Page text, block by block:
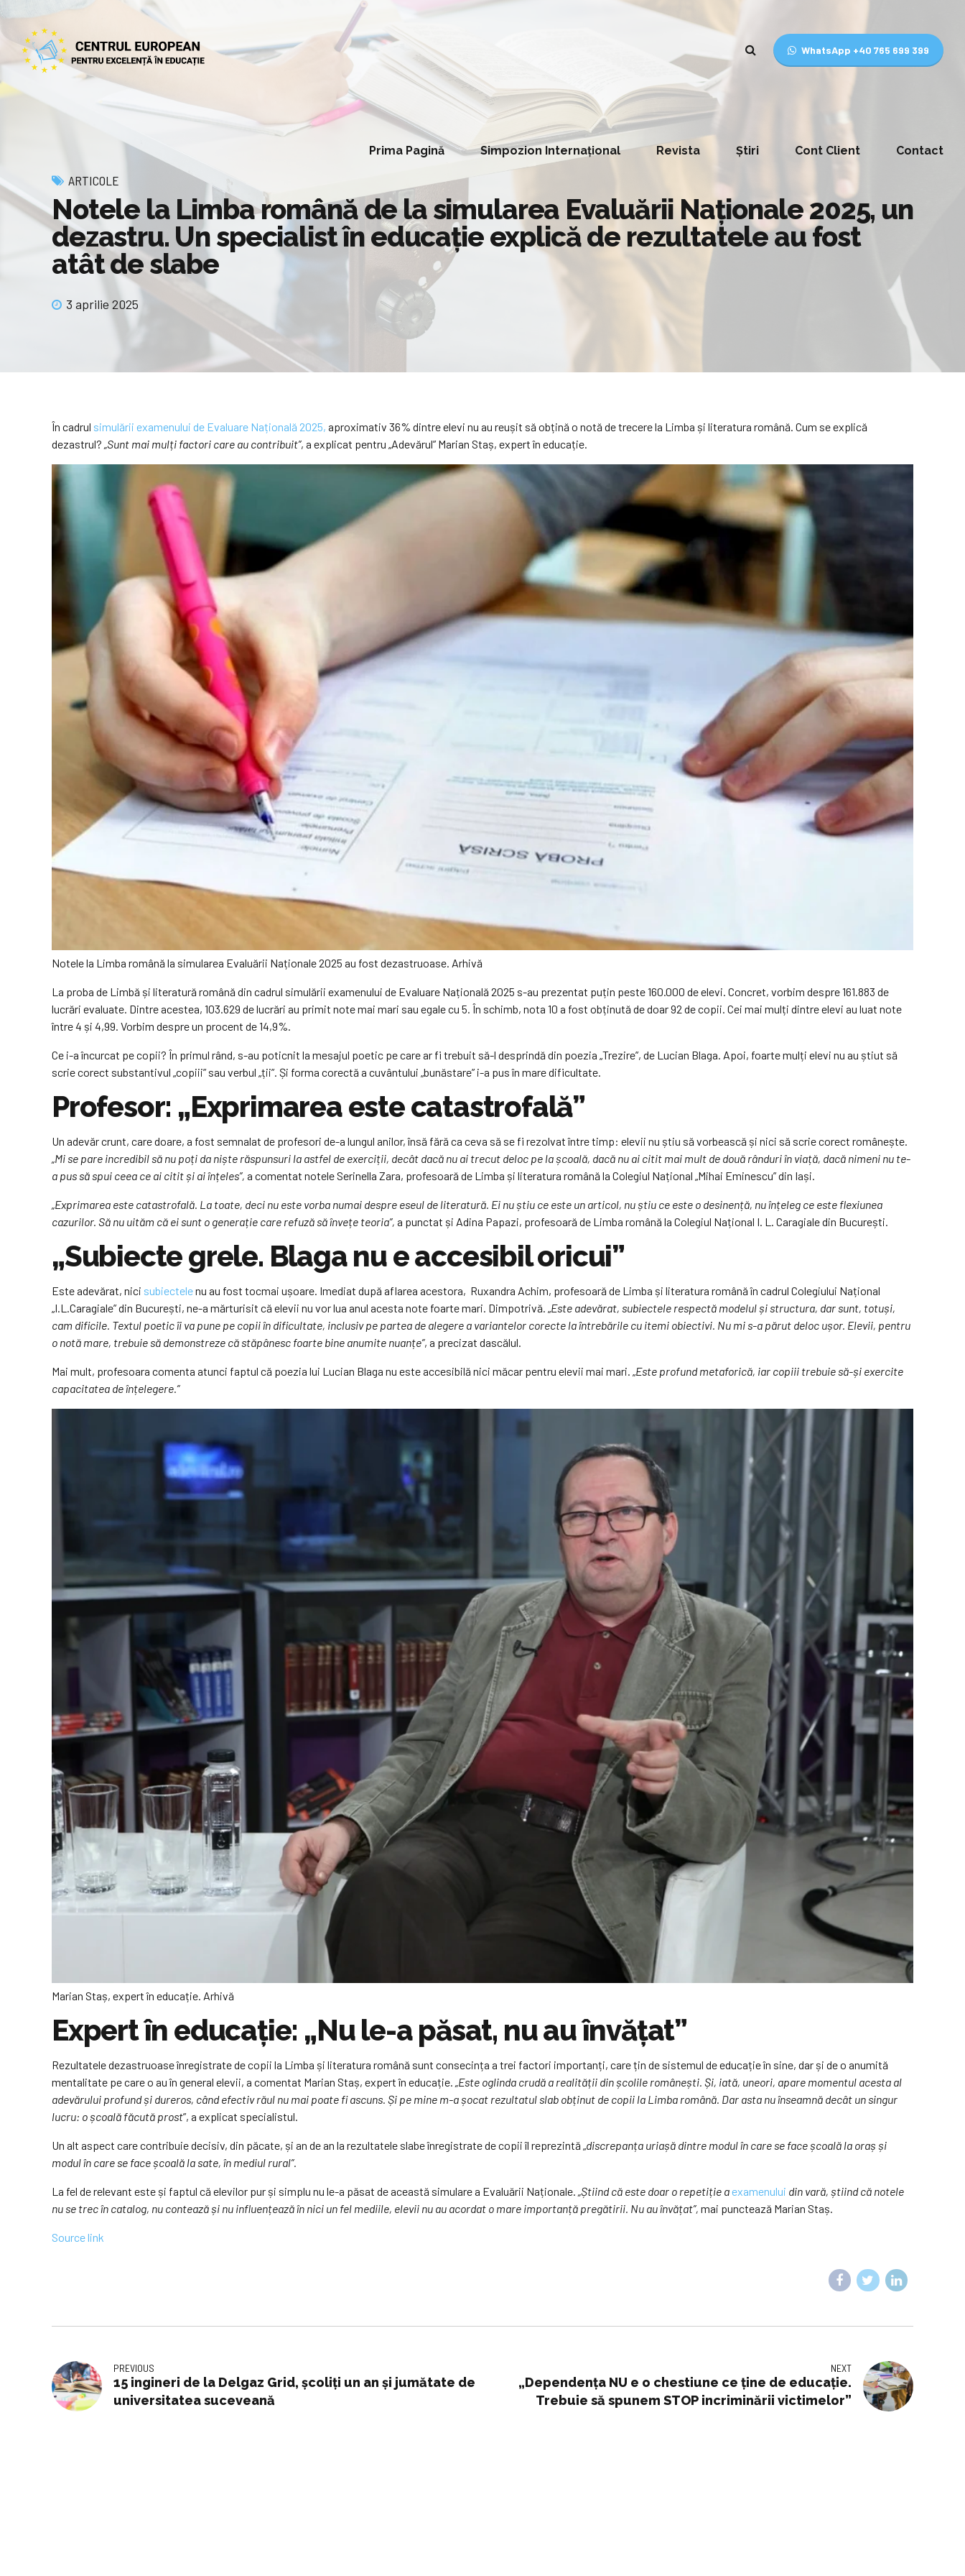
WhatsApp +40 765 699 399
Prima Pagină Simpozion Internațional Revista Știri Cont Client Contact
ARTICOLE
Notele la Limba română de la simularea Evaluării Naționale 2025, un
dezastru. Un specialist în educație explică de rezultatele au fost
atât de slabe
3 aprilie 2025
În cadrul simulării examenului de Evaluare Națională 2025, aproximativ 36% dintre elevi nu au reușit să obțină o notă de trecere la Limba și literatura română. Cum se explică
dezastrul? „Sunt mai mulți factori care au contribuit”, a explicat pentru „Adevărul” Marian Staș, expert în educație.
Notele la Limba română la simularea Evaluării Naționale 2025 au fost dezastruoase. Arhivă
La proba de Limbă și literatură română din cadrul simulării examenului de Evaluare Națională 2025 s-au prezentat puțin peste 160.000 de elevi. Concret, vorbim despre 161.883 de
lucrări evaluate. Dintre acestea, 103.629 de lucrări au primit note mai mari sau egale cu 5. În schimb, nota 10 a fost obținută de doar 92 de copii. Cei mai mulți dintre elevi au luat note
între 4 și 4,99. Vorbim despre un procent de 14,9%.
Ce i-a încurcat pe copii? În primul rând, s-au poticnit la mesajul poetic pe care ar fi trebuit să-l desprindă din poezia „Trezire”, de Lucian Blaga. Apoi, foarte mulți elevi nu au știut să
scrie corect substantivul „copiii” sau verbul „ții”. Și forma corectă a cuvântului „bunăstare” i-a pus în mare dificultate.
Profesor: „Exprimarea este catastrofală”
Un adevăr crunt, care doare, a fost semnalat de profesori de-a lungul anilor, însă fără ca ceva să se fi rezolvat între timp: elevii nu știu să vorbească și nici să scrie corect românește.
„Mi se pare incredibil să nu poți da niște răspunsuri la astfel de exerciții, decât dacă nu ai trecut deloc pe la școală, dacă nu ai citit mai mult de două rânduri în viață, dacă nimeni nu te-
a pus să spui ceea ce ai citit și ai înțeles”, a comentat notele Serinella Zara, profesoară de Limba și literatura română la Colegiul Național „Mihai Eminescu” din Iași.
„Exprimarea este catastrofală. La toate, deci nu este vorba numai despre eseul de literatură. Ei nu știu ce este un articol, nu știu ce este o desinență, nu înțeleg ce este flexiunea
cazurilor. Să nu uităm că ei sunt o generație care refuză să învețe teoria”, a punctat și Adina Papazi, profesoară de Limba română la Colegiul Național I. L. Caragiale din București.
„Subiecte grele. Blaga nu e accesibil oricui”
Este adevărat, nici subiectelenu au fost tocmai ușoare. Imediat după aflarea acestora, Ruxandra Achim, profesoară de Limba și literatura română în cadrul Colegiului Național
„I.L.Caragiale” din București, ne-a mărturisit că elevii nu vor lua anul acesta note foarte mari. Dimpotrivă. „ Este adevărat, subiectele respectă modelul și structura, dar sunt, totuși,
cam dificile. Textul poetic îi va pune pe copii în dificultate, inclusiv pe partea de alegere a variantelor corecte la întrebările cu itemi obiectivi. Nu mi s-a părut deloc ușor. Elevii, pentru
o notă mare, trebuie să demonstreze că stăpânesc foarte bine anumite nuanțe”, a precizat dascălul.
Mai mult, profesoara comenta atunci faptul că poezia lui Lucian Blaga nu este accesibilă nici măcar pentru elevii mai mari. „ Este profund metaforică, iar copiii trebuie să-și exercite
capacitatea de înțelegere.”
Marian Staș, expert în educație. Arhivă
Expert în educație: „Nu le-a păsat, nu au învățat”
Rezultatele dezastruoase înregistrate de copii la Limba și literatura română sunt consecința a trei factori importanți, care țin de sistemul de educație în sine, dar și de o anumită
mentalitate pe care o au în general elevii, a comentat Marian Staș, expert în educație. „Este oglinda crudă a realității din școlile românești. Și, iată, uneori, apare momentul acesta al
adevărului profund și dureros, când efectiv răul nu mai poate fi ascuns. Și pe mine m-a șocat rezultatul slab obținut de copii la Limba română. Dar asta nu înseamnă decât un singur
lucru: o școală făcută prost”, a explicat specialistul.
Un alt aspect care contribuie decisiv, din păcate, și an de an la rezultatele slabe înregistrate de copii îl reprezintă „discrepanța uriașă dintre modul în care se face școală la oraș și
modul în care se face școală la sate, în mediul rural”.
La fel de relevant este și faptul că elevilor pur și simplu nu le-a păsat de această simulare a Evaluării Naționale. „Știind că este doar o repetiție aexamenului din vară, știind că notele
nu se trec în catalog, nu contează și nu influențează în nici un fel mediile, elevii nu au acordat o mare importanță pregătirii. Nu au învățat”, mai punctează Marian Staș.
Source link
PREVIOUS
15 ingineri de la Delgaz Grid, școliți un an și jumătate de
universitatea suceveană
NEXT
„Dependența NU e o chestiune ce ține de educație.
Trebuie să spunem STOP incriminării victimelor”